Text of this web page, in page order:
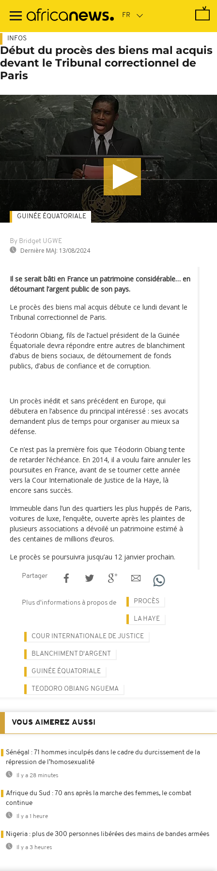
contenu
INFOS
Début du procès des biens mal acquis
devant le Tribunal correctionnel de
Paris
By Bridget UGWE
Dernière MAJ: 13/08/2024
GUINÉE ÉQUATORIALE
Il se serait bâti en France un patrimoine considérable… en
détournant l’argent public de son pays.
Le procès des biens mal acquis débute ce lundi devant le
Tribunal correctionnel de Paris.
Téodorin Obiang, fils de l’actuel président de la Guinée
Équatoriale devra répondre entre autres de blanchiment
d’abus de biens sociaux, de détournement de fonds
publics, d’abus de confiance et de corruption.
Un procès inédit et sans précédent en Europe, qui
débutera en l’absence du principal intéressé : ses avocats
demandent plus de temps pour organiser au mieux sa
défense.
Ce n’est pas la première fois que Téodorin Obiang tente
de retarder l‘échéance. En 2014, il a voulu faire annuler les
poursuites en France, avant de se tourner cette année
vers la Cour Internationale de Justice de la Haye, là
encore sans succès.
Immeuble dans l’un des quartiers les plus huppés de Paris,
voitures de luxe, l’enquête, ouverte après les plaintes de
plusieurs associations a dévoilé un patrimoine estimé à
des centaines de millions d’euros.
Le procès se poursuivra jusqu’au 12 janvier prochain.
Partager
Plus d'informations à propos de PROCÈS
LA HAYE
COUR INTERNATIONALE DE JUSTICE
BLANCHIMENT D'ARGENT
GUINÉE ÉQUATORIALE
TEODORO OBIANG NGUEMA
VOUS AIMEREZ AUSSI
Sénégal : 71 hommes inculpés dans le cadre du durcissement de la
répression de l’homosexualité
Il y a 28 minutes
Afrique du Sud : 70 ans après la marche des femmes, le combat
continue
Il y a 1 heure
Nigeria : plus de 300 personnes libérées des mains de bandes armées
Il y a 3 heures